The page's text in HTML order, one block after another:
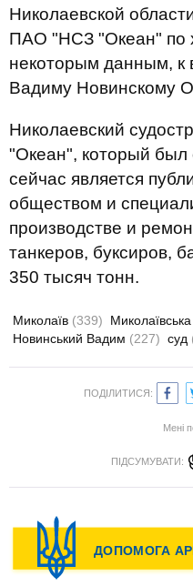
Николаевской
ПАО "НСЗ "Океан" по
некоторым данным, к
Вадиму Новинскому
Николаевский
"Океан", который был
сейчас является
обществом и
производстве и
танкеров, буксиров,
350 тысяч тонн.
Миколаїв (339)
Новинський Вадим (227) суд
ПОДІЛИТИСЯ:
Мені
ПІДСУМУВАТИ: